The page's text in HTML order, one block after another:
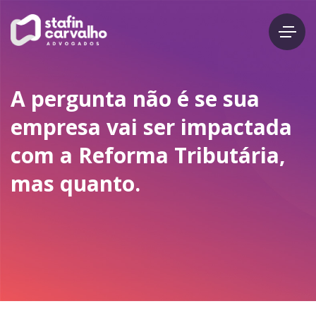
A pergunta não é se sua
empresa vai ser impactada
com a Reforma Tributária,
mas quanto.